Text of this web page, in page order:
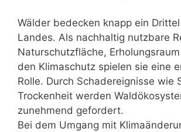
Wälder bedecken knapp ein
Landes. Als nachhaltig nutzbare
Naturschutzfläche,
den Klimaschutz spielen sie eine
Rolle. Durch Schadereignisse wie
Trockenheit werden
zunehmend gefordert.
Bei dem Umgang mit